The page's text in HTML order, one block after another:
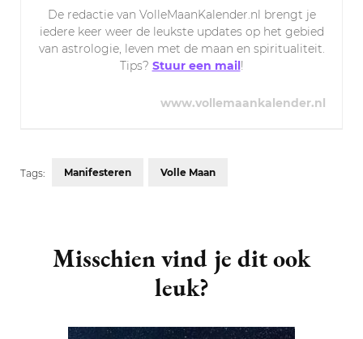
De redactie van VolleMaanKalender.nl brengt je
iedere keer weer de leukste updates op het gebied
van astrologie, leven met de maan en spiritualiteit.
Tips? Stuur een mail!
www.vollemaankalender.nl
Tags: Manifesteren Volle Maan
Navigation
Misschien vind je dit ook
leuk?